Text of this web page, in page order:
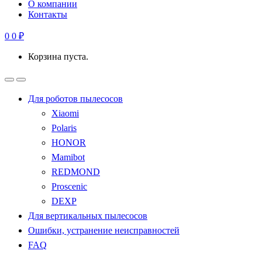
О компании
Контакты
0 0 ₽
Корзина пуста.
Для роботов пылесосов
Xiaomi
Polaris
HONOR
Mamibot
REDMOND
Proscenic
DEXP
Для вертикальных пылесосов
Ошибки, устранение неисправностей
FAQ